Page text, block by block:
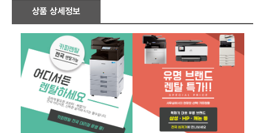
상품 상세정보